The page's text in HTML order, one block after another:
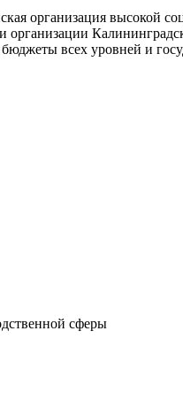
организация высокой
организации
всех уровней и
сферы